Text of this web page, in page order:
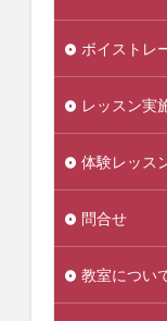
ボイストレ
レッスン実
体験レッス
問合せ
教室につい